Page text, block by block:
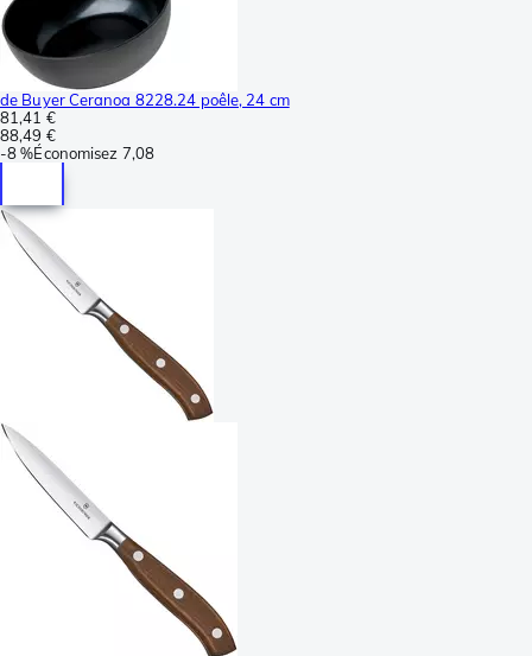
de Buyer Ceranoa 8228.24 poêle, 24 cm
81,41 €
88,49 €
-8 %Économisez 7,08